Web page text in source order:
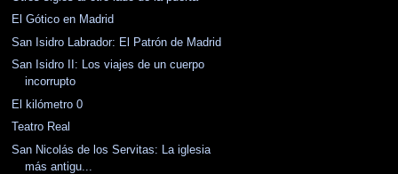
El Gótico en Madrid
San Isidro Labrador: El Patrón de Madrid
San Isidro II: Los viajes de un cuerpo
incorrupto
El kilómetro 0
Teatro Real
San Nicolás de los Servitas: La iglesia
más antigu...